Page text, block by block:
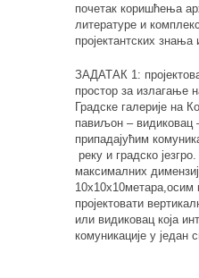
почетак коришћења
литературе и
пројектантских знања
ЗАДАТАК 1:
простор за излагање
Градске галерије на
павиљон – видиковац
припадајућим
реку и градско
максималних
10х10х10метара,осим
пројектовати
или видиковац која
комуникације у један